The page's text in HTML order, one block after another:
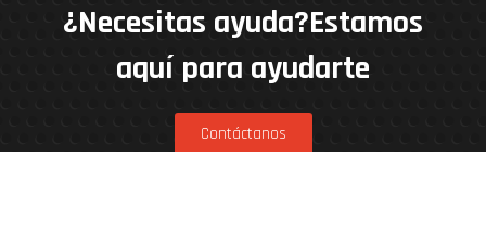
¿Necesitas ayuda?Estamos
aquí para ayudarte
Contáctanos